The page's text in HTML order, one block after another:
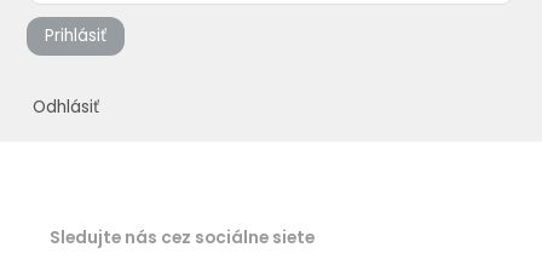
Prihlásiť
Odhlásiť
Sledujte nás cez sociálne siete